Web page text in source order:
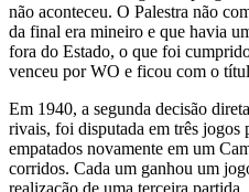
não aconteceu. O Palestra não
da final era mineiro e que havia
fora do Estado, o que foi
venceu por WO e ficou com o
Em 1940, a segunda decisão
rivais, foi disputada em três jogos
empatados novamente em um
corridos. Cada um ganhou um
realização de uma terceira